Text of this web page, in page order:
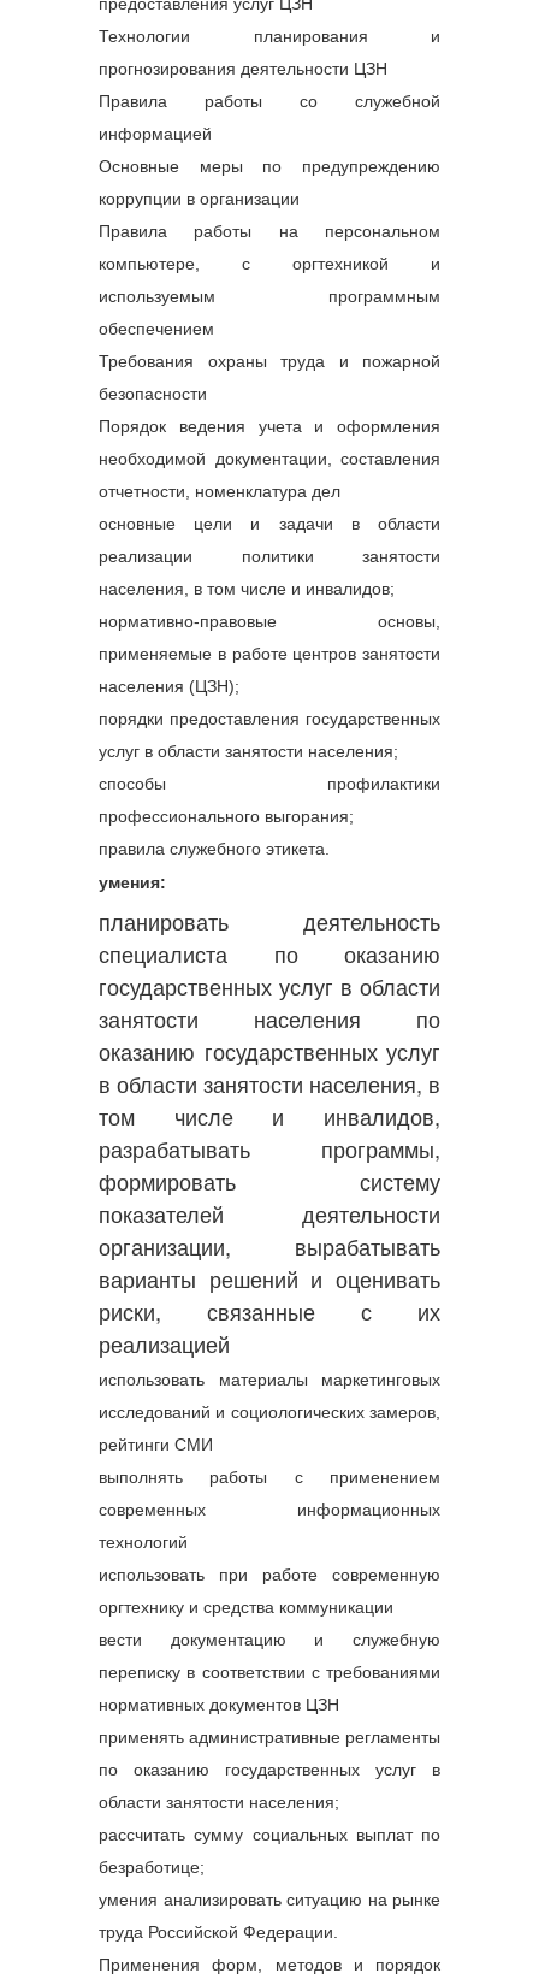
Технологии планирования и
прогнозирования деятельности ЦЗН
Правила работы со служебной
информацией
Основные меры по предупреждению
коррупции в организации
Правила работы на персональном
компьютере, с оргтехникой и
используемым программным
обеспечением
Требования охраны труда и пожарной
безопасности
Порядок ведения учета и оформления
необходимой документации, составления
отчетности, номенклатура дел
основные цели и задачи в области
реализации политики занятости
населения, в том числе и инвалидов;
нормативно-правовые основы,
применяемые в работе центров занятости
населения (ЦЗН);
порядки предоставления государственных
услуг в области занятости населения;
способы профилактики
профессионального выгорания;
правила служебного этикета.
умения:
планировать деятельность
специалиста по оказанию
государственных услуг в области
занятости населения по
оказанию государственных услуг
в области занятости населения, в
том числе и инвалидов,
разрабатывать программы,
формировать систему
показателей деятельности
организации, вырабатывать
варианты решений и оценивать
риски, связанные с их
реализацией
использовать материалы маркетинговых
исследований и социологических замеров,
рейтинги СМИ
выполнять работы с применением
современных информационных
технологий
использовать при работе современную
оргтехнику и средства коммуникации
вести документацию и служебную
переписку в соответствии с требованиями
нормативных документов ЦЗН
применять административные регламенты
по оказанию государственных услуг в
области занятости населения;
рассчитать сумму социальных выплат по
безработице;
умения анализировать ситуацию на рынке
труда Российской Федерации.
Применения форм, методов и порядок